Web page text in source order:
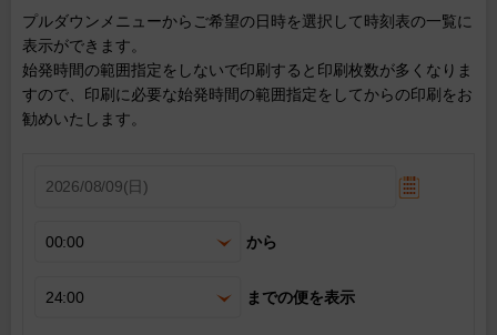
プルダウンメニューからご希望の日時を選択して時刻表の一覧に
表示ができます。
始発時間の範囲指定をしないで印刷すると印刷枚数が多くなりま
すので、印刷に必要な始発時間の範囲指定をしてからの印刷をお
勧めいたします。
から
までの便を表示